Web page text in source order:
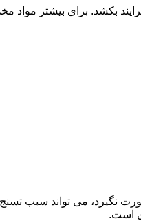
بکشد. برای بیشتر مواد
می تواند سبب
است.